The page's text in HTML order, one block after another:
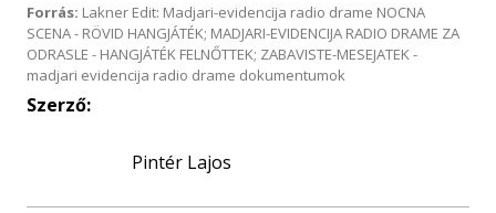
Forrás: Lakner Edit: Madjari-evidencija radio drame NOCNA
SCENA - RÖVID HANGJÁTÉK; MADJARI-EVIDENCIJA RADIO DRAME ZA
ODRASLE - HANGJÁTÉK FELNŐTTEK; ZABAVISTE-MESEJATEK -
madjari evidencija radio drame dokumentumok
Szerző:
Pintér Lajos